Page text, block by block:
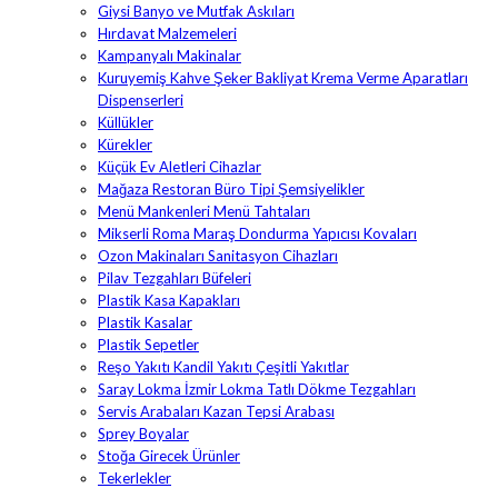
Giysi Banyo ve Mutfak Askıları
Hırdavat Malzemeleri
Kampanyalı Makinalar
Kuruyemiş Kahve Şeker Bakliyat Krema Verme Aparatları
Dispenserleri
Küllükler
Kürekler
Küçük Ev Aletleri Cihazlar
Mağaza Restoran Büro Tipi Şemsiyelikler
Menü Mankenleri Menü Tahtaları
Mikserli Roma Maraş Dondurma Yapıcısı Kovaları
Ozon Makinaları Sanitasyon Cihazları
Pilav Tezgahları Büfeleri
Plastik Kasa Kapakları
Plastik Kasalar
Plastik Sepetler
Reşo Yakıtı Kandil Yakıtı Çeşitli Yakıtlar
Saray Lokma İzmir Lokma Tatlı Dökme Tezgahları
Servis Arabaları Kazan Tepsi Arabası
Sprey Boyalar
Stoğa Girecek Ürünler
Tekerlekler